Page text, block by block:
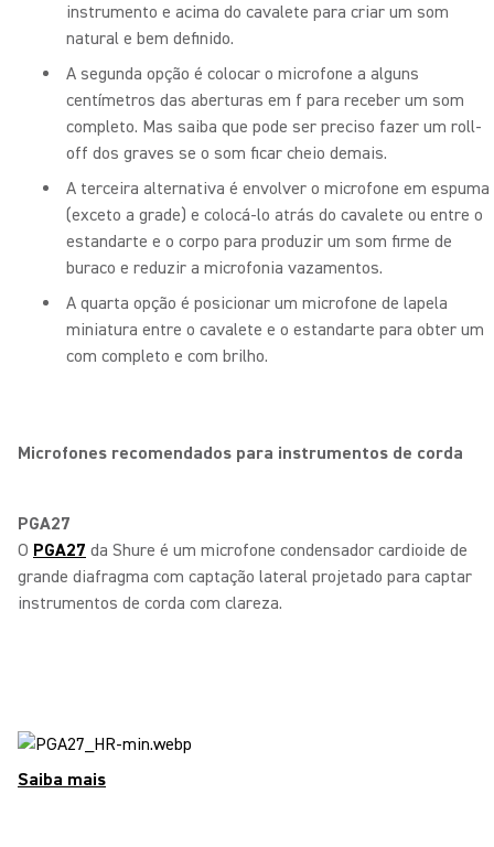
instrumento e acima do cavalete para criar um som
natural e bem definido.
A segunda opção é colocar o microfone a alguns
centímetros das aberturas em f para receber um som
completo. Mas saiba que pode ser preciso fazer um roll-
off dos graves se o som ficar cheio demais.
A terceira alternativa é envolver o microfone em espuma
(exceto a grade) e colocá-lo atrás do cavalete ou entre o
estandarte e o corpo para produzir um som firme de
buraco e reduzir a microfonia vazamentos.
A quarta opção é posicionar um microfone de lapela
miniatura entre o cavalete e o estandarte para obter um
com completo e com brilho.
Microfones recomendados para instrumentos de corda
PGA27
O PGA27 da Shure é um microfone condensador cardioide de
grande diafragma com captação lateral projetado para captar
instrumentos de corda com clareza.
Saiba mais